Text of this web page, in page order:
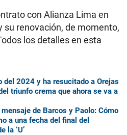
con Alianza Lima en
su renovación, de momento,
los detalles en esta
del 2024 y ha resucitado a Orejas
triunfo crema que ahora se va a
de Barcos y Paolo: Cómo
a una fecha del final del
la ‘U’